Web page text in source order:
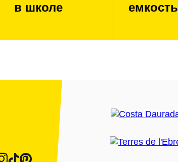
в школе
емкость